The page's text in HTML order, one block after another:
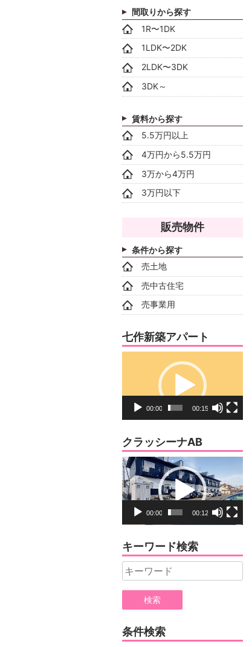
間取りから探す
1R〜1DK
1LDK〜2DK
2LDK〜3DK
3DK～
賃料から探す
5.5万円以上
4万円から5.5万円
3万から4万円
3万円以下
販売物件
条件から探す
売土地
売中古住宅
売事業用
七作新築アパート
ー
00:00 00:15
クラッシーナAB
動
画
プ
ー
00:00 00:12
キーワード検索
Search
for:
条件検索